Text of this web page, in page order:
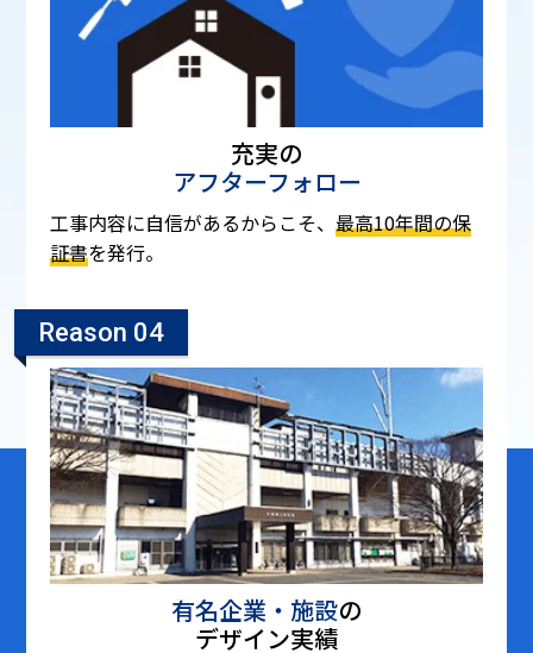
充実の
アフターフォロー
工事内容に自信があるからこそ、最高10年間の保
証書を発行。
Reason 04
有名企業・施設の
デザイン実績